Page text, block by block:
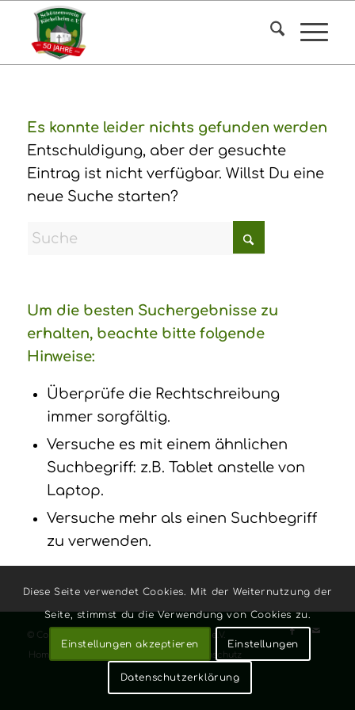
Es konnte leider nichts gefunden werden
Entschuldigung, aber der gesuchte
Eintrag ist nicht verfügbar. Willst Du eine
neue Suche starten?
Um die besten Suchergebnisse zu
erhalten, beachte bitte folgende
Hinweise:
Überprüfe die Rechtschreibung
immer sorgfältig.
Versuche es mit einem ähnlichen
Suchbegriff: z.B. Tablet anstelle von
Laptop.
Versuche mehr als einen Suchbegriff
zu verwenden.
© Copyright - Schützenverein Kückelheim e.V.
Home
Datenschutz
Diese Seite verwendet Cookies. Mit der Weiternutzung der
Seite, stimmst du die Verwendung von Cookies zu.
Einstellungen akzeptieren Einstellungen
Datenschutzerklärung